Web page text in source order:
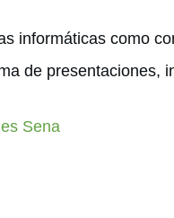
informáticas como
de presentaciones,
Sena